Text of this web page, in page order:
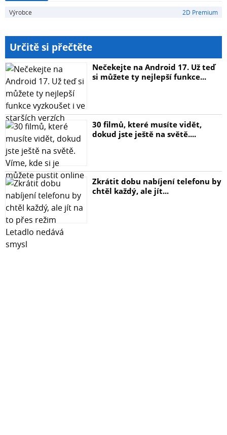
Výrobce 2D Premium
Určitě si přečtěte
Nečekejte na Android 17. Už teď
si můžete ty nejlepší funkce...
30 filmů, které musíte vidět,
dokud jste ještě na světě....
Zkrátit dobu nabíjení telefonu by
chtěl každý, ale jít...